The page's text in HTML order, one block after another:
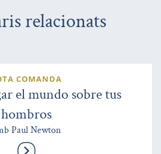
relacionats
COMANDA
el mundo sobre tus
hombros
Paul Newton